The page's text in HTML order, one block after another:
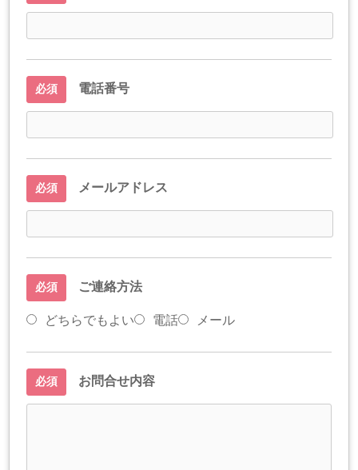
必須 電話番号
必須 メールアドレス
必須 ご連絡方法
どちらでもよい 電話 メール
必須 お問合せ内容